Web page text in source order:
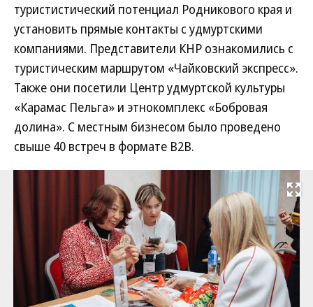
туристистический потенциал Родникового края и
установить прямые контакты с удмуртскими
компаниями. Представители КНР ознакомились с
туристическим маршрутом «Чайковский экспресс».
Также они посетили Центр удмуртской культуры
«Карамас Пельга» и этнокомплекс «Бобровая
долина». С местным бизнесом было проведено
свыше 40 встреч в формате B2B.
Развернуть